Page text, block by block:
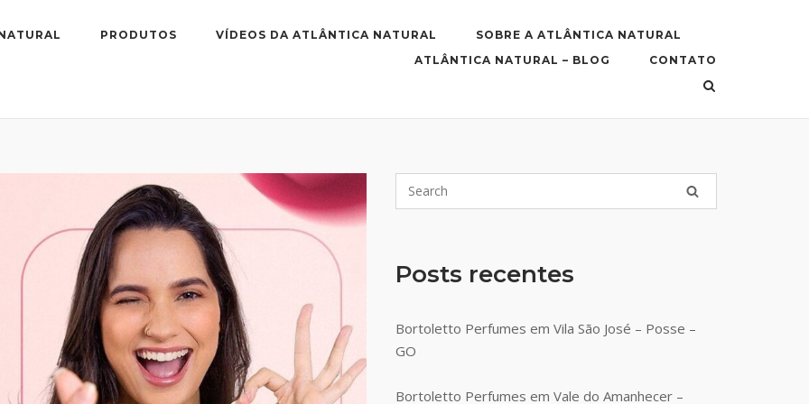
PRODUTOS VÍDEOS DA ATLÂNTICA NATURAL
SOBRE A ATLÂNTICA NATURAL
ATLÂNTICA NATURAL – BLOG
CONTATO
Posts recentes
Bortoletto Perfumes em Vila São José – Posse –
GO
Bortoletto Perfumes em Vale do Amanhecer –